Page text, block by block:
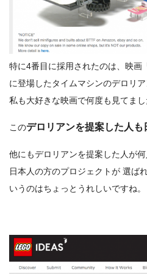
特に4番目に採用されたのは、映画
に登場したタイムマシンのデロリ
私も大好きな映画で何度も見てまし
このデロリアンを提案した人も
他にもデロリアンを提案した人が何
日本人の方のプロジェクトが 選ば
いうのはちょっとうれしいですね。